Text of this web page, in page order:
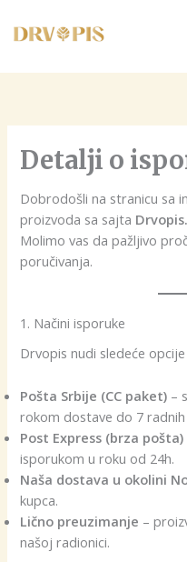
Detalji o
Dobrodošli na stranicu sa
proizvoda sa sajta
Molimo vas da pažljivo
poručivanja.
1. Načini isporuke
Drvopis nudi sledeće
Pošta Srbije (CC paket) –
rokom dostave do 7 radnih
Post Express (brza pošta)
isporukom u roku od 24h.
Naša dostava u okolini
kupca.
Lično preuzimanje –
našoj radionici.